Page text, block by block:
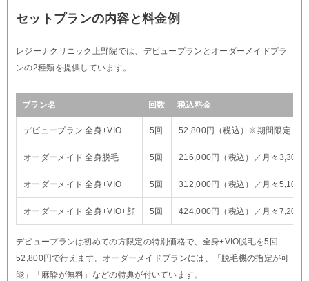
セットプランの内容と料金例
レジーナクリニック上野院では、デビュープランとオーダーメイドプラ
ンの2種類を提供しています。
プラン名 回数 税込料金
デビュープラン 全身+VIO 5回 52,800円（税込）※期間限定・初
オーダーメイド 全身脱毛 5回 216,000円（税込）／月々3,300
オーダーメイド 全身+VIO 5回 312,000円（税込）／月々5,100
オーダーメイド 全身+VIO+顔 5回 424,000円（税込）／月々7,200
デビュープランは初めての方限定の特別価格で、全身+VIO脱毛を5回
52,800円で行えます。オーダーメイドプランには、「脱毛機の指定が可
能」「麻酔が無料」などの特典が付いています。